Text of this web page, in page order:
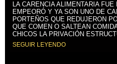
LA CARENCIA ALIMENTARIA
EMPEORÓ Y YA SON UNO DE
PORTEÑOS QUE REDUJERON
QUE COMEN O SALTEAN
CHICOS LA PRIVACIÓN
SEGUIR LEYENDO